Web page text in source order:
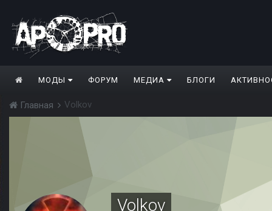
МОДЫ ФОРУМ МЕДИА БЛОГИ
Главная Volkov
Volkov